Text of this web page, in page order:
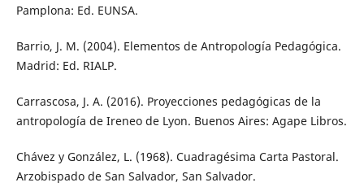
Pamplona: Ed. EUNSA.
Barrio, J. M. (2004). Elementos de Antropología Pedagógica.
Madrid: Ed. RIALP.
Carrascosa, J. A. (2016). Proyecciones pedagógicas de la
antropología de Ireneo de Lyon. Buenos Aires: Agape Libros.
Chávez y González, L. (1968). Cuadragésima Carta Pastoral.
Arzobispado de San Salvador, San Salvador.